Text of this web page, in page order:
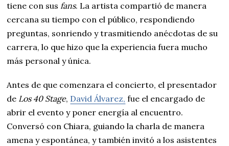
tiene con sus fans. La artista compartió de manera
cercana su tiempo con el público, respondiendo
preguntas, sonriendo y trasmitiendo anécdotas de su
carrera, lo que hizo que la experiencia fuera mucho
más personal y única.
Antes de que comenzara el concierto, el presentador
de Los 40 Stage, David Álvarez, fue el encargado de
abrir el evento y poner energía al encuentro.
Conversó con Chiara, guiando la charla de manera
amena y espontánea, y también invitó a los asistentes